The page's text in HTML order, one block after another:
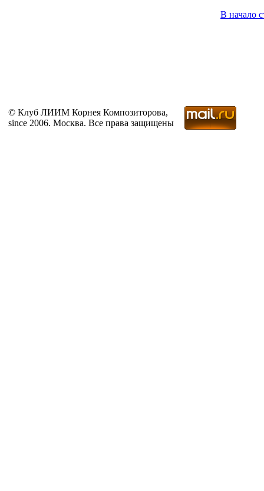
В начало
© Клуб ЛИИМ Корнея Композиторова,
since 2006. Москва. Все права защищены